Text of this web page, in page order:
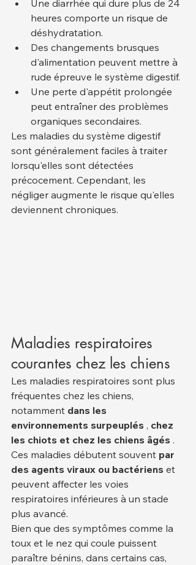
Une diarrhée qui dure plus de 24
heures comporte un risque de
déshydratation.
Des changements brusques
d'alimentation peuvent mettre à
rude épreuve le système digestif.
Une perte d'appétit prolongée
peut entraîner des problèmes
organiques secondaires.
Les maladies du système digestif
sont généralement faciles à traiter
lorsqu'elles sont détectées
précocement. Cependant, les
négliger augmente le risque qu'elles
deviennent chroniques.
Maladies respiratoires
courantes chez les chiens
Les maladies respiratoires sont plus
fréquentes chez les chiens,
notamment dans les
environnements surpeuplés , chez
les chiots et chez les chiens âgés .
Ces maladies débutent souvent par
des agents viraux ou bactériens et
peuvent affecter les voies
respiratoires inférieures à un stade
plus avancé.
Bien que des symptômes comme la
toux et le nez qui coule puissent
paraître bénins, dans certains cas,